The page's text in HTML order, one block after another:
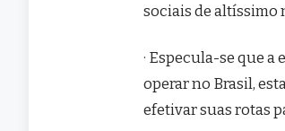
sociais de altíssimo
· Especula-se que
operar no Brasil,
efetivar suas rotas